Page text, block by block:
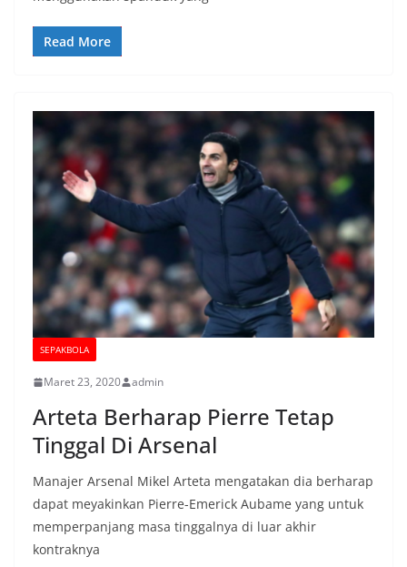
Read More
SEPAKBOLA
Maret 23, 2020 admin
Arteta Berharap Pierre Tetap
Tinggal Di Arsenal
Manajer Arsenal Mikel Arteta mengatakan dia berharap
dapat meyakinkan Pierre-Emerick Aubame yang untuk
memperpanjang masa tinggalnya di luar akhir
kontraknya